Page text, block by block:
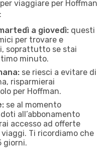
viaggiare per Hoffman
a giovedì: questi
per trovare e
soprattutto se stai
minuto.
se riesci a evitare di
risparmierai
per Hoffman.
se al momento
all’abbonamento
accesso ad offerte
Ti ricordiamo che
giorni.